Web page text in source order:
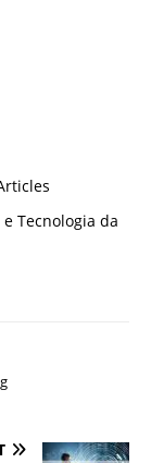
Tecnologia da